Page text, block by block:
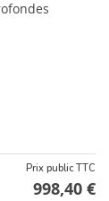
Prix public TTC
998,40 €